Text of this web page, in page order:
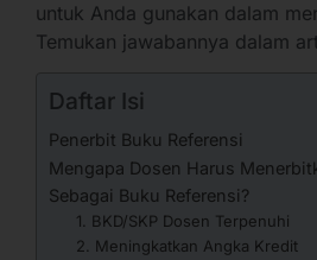
untuk Anda gunakan dalam
Temukan jawabannya dalam
Daftar Isi
Penerbit Buku Referensi
Mengapa Dosen Harus
Sebagai Buku Referensi?
1. BKD/SKP Dosen Terpenuhi
2. Meningkatkan Angka Kredit